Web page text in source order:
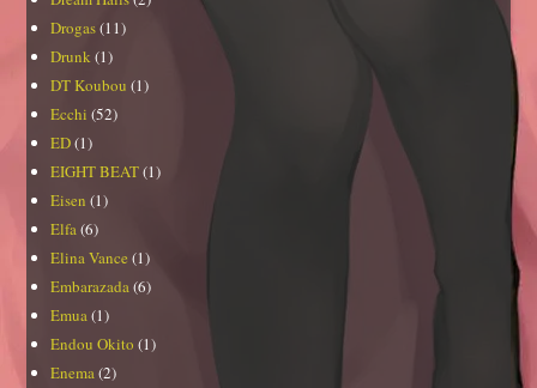
Drogas(11)
Drunk (1)
DT Koubou (1)
Ecchi (52)
ED(1)
EIGHT BEAT(1)
Eisen (1)
Elfa (6)
Elina Vance (1)
Embarazada (6)
Emua (1)
Endou Okito (1)
Enema (2)